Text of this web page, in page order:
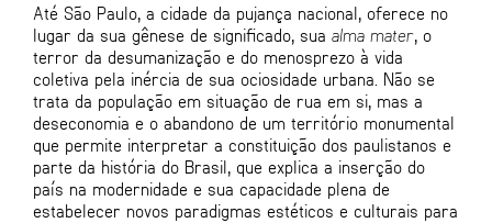
Até São Paulo, a cidade da pujança nacional, oferece no
lugar da sua gênese de significado, sua alma mater, o
terror da desumanização e do menosprezo à vida
coletiva pela inércia de sua ociosidade urbana. Não se
trata da população em situação de rua em si, mas a
deseconomia e o abandono de um território monumental
que permite interpretar a constituição dos paulistanos e
parte da história do Brasil, que explica a inserção do
país na modernidade e sua capacidade plena de
estabelecer novos paradigmas estéticos e culturais para